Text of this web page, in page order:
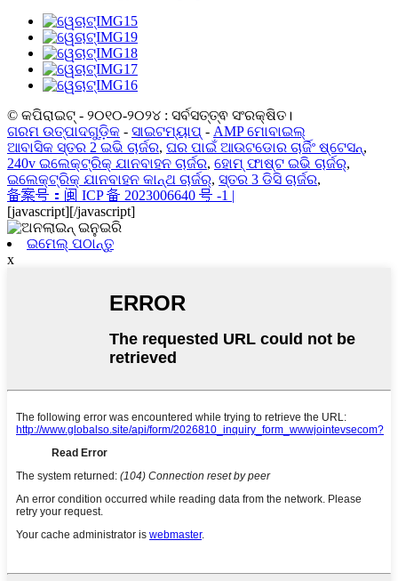
© କପିରାଇଟ୍ - ୨୦୧୦-୨୦୨୪ : ସର୍ବସତ୍ତ୍ଵ ସଂରକ୍ଷିତ।
ଗରମ ଉତ୍ପାଦଗୁଡ଼ିକ - ସାଇଟମ୍ୟାପ୍ - AMP ମୋବାଇଲ୍
ଆବାସିକ ସ୍ତର 2 ଇଭି ଚାର୍ଜର, ଘର ପାଇଁ ଆଉଟଡୋର ​​ଚାର୍ଜିଂ ଷ୍ଟେସନ୍,
240v ଇଲେକ୍ଟ୍ରିକ୍ ଯାନବାହନ ଚାର୍ଜର, ହୋମ୍ ଫାଷ୍ଟ ଇଭି ଚାର୍ଜର୍,
ଇଲେକ୍ଟ୍ରିକ୍ ଯାନବାହନ କାନ୍ଥ ଚାର୍ଜର୍, ସ୍ତର 3 ଡିସି ଚାର୍ଜର,
备案号：闽 ICP 备 2023006640 号 -1 |
[javascript][/javascript]
ଇମେଲ୍ ପଠାନ୍ତୁ
x